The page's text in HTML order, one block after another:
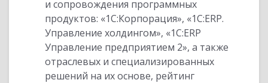
и сопровождения программных
продуктов: «1С:Корпорация», «1С:ERP.
Управление холдингом», «1С:ERP
Управление предприятием 2», а также
отраслевых и специализированных
решений на их основе, рейтинг